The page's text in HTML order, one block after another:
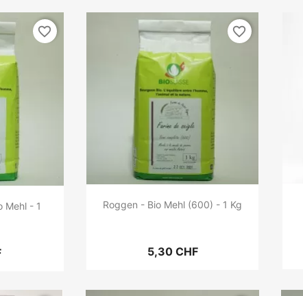
Mehl - 1
favorite_border
Roggen - Bio Mehl (600) - 1 Kg
5,30 CHF
favorite_border